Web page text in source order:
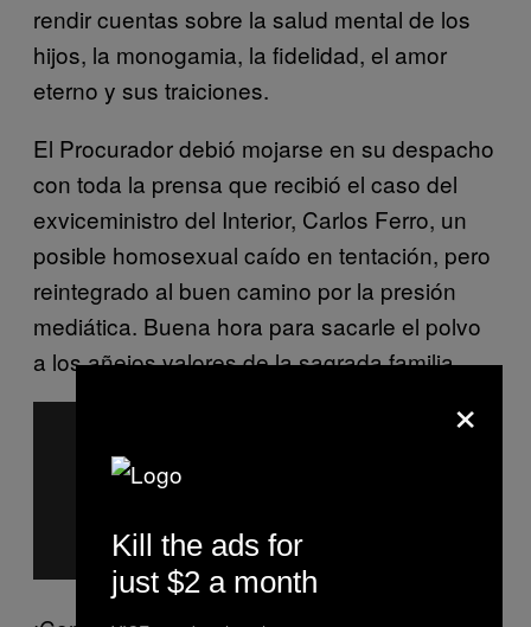
rendir cuentas sobre la salud mental de los
hijos, la monogamia, la fidelidad, el amor
eterno y sus traiciones.
El Procurador debió mojarse en su despacho
con toda la prensa que recibió el caso del
exviceministro del Interior, Carlos Ferro, un
posible homosexual caído en tentación, pero
reintegrado al buen camino por la presión
mediática. Buena hora para sacarle el polvo
a los añejos valores de la sagrada familia.
×
Kill the ads for
just $2 a month